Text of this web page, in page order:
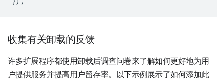
收集有关卸载的反馈
许多扩展程序都使用卸载后调查问卷来了解如何更好地为用
户提供服务并提高用户留存率。以下示例展示了如何添加此